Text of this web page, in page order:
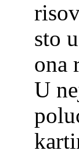
sto
ona
U